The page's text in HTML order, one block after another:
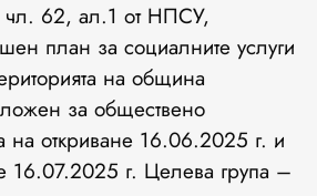
62, ал.1 от НПСУ,
план за социалните услуги
на община
за обществено
на откриване 16.06.2025 г. и
16.07.2025 г. Целева група –